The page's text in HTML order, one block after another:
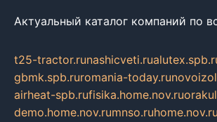
Актуальный каталог компаний по
t25-tractor.runashicveti.ru
gbmk.spb.ruromania-today.ru
airheat-spb.rufisika.home.nov.ru
demo.home.nov.rumnso.ruhome.nov.ru